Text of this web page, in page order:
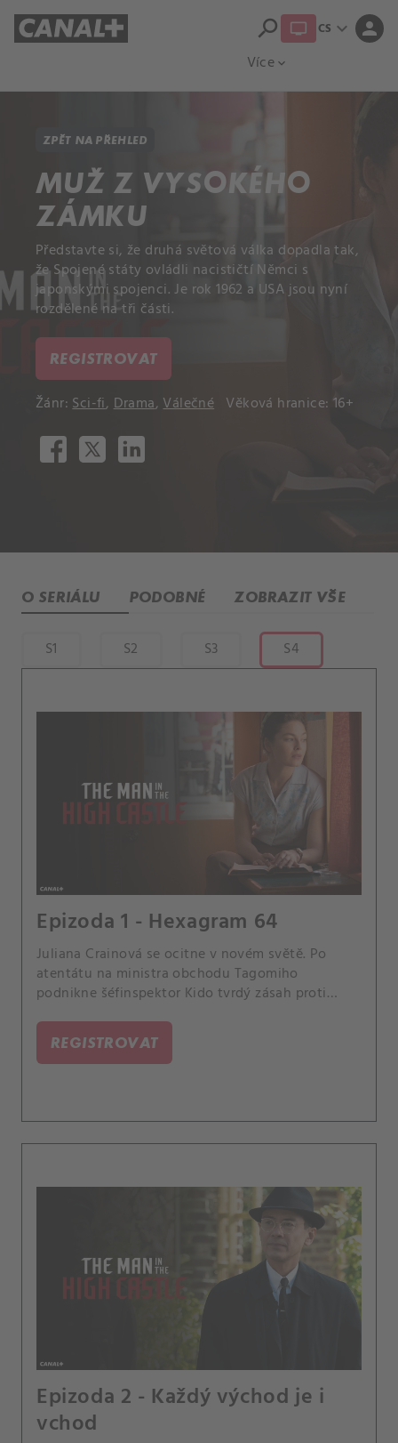
Více expand_more
search CS expand_more person
ZPĚT NA PŘEHLED
MUŽ Z VYSOKÉHO
ZÁMKU
Představte si, že druhá světová válka dopadla tak,
že Spojené státy ovládli nacističtí Němci s
japonskými spojenci. Je rok 1962 a USA jsou nyní
rozdělené na tři části.
REGISTROVAT
Žánr:Sci-fi, Drama,Válečné Věková hranice: 16+
O SERIÁLU PODOBNÉ ZOBRAZIT VŠE
S1 S2 S3 S4
Epizoda 1 - Hexagram 64
Juliana Crainová se ocitne v novém světě. Po
atentátu na ministra obchodu Tagomiho
podnikne šéfinspektor Kido tvrdý zásah proti
REGISTROVAT
Epizoda 2 - Každý východ je i
vchod